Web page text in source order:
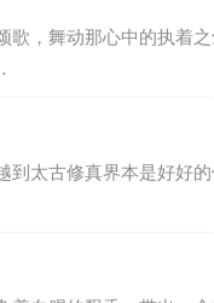
，舞动那心中的执着
到太古修真界本是好好